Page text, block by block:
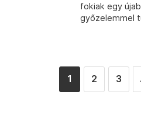
fokiak egy
győzelemmel
1 2 3